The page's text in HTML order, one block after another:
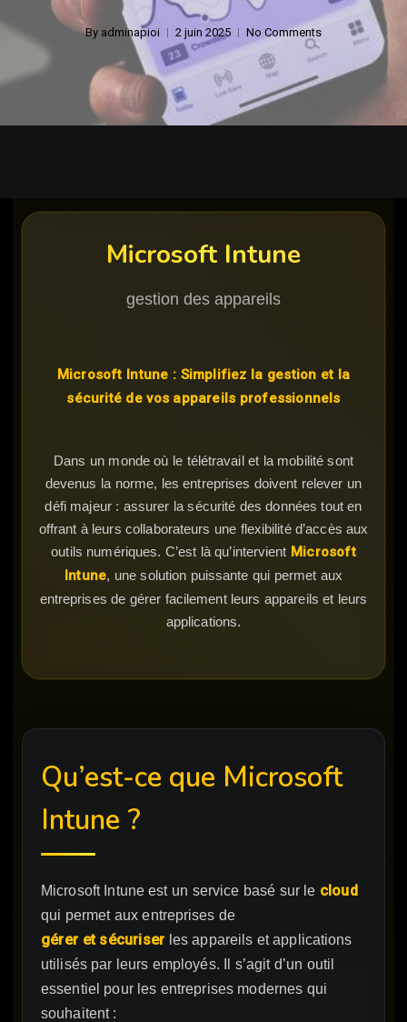
By adminapioi 2 juin 2025 No Comments
Microsoft Intune
gestion des appareils
Microsoft Intune : Simplifiez la gestion et la
sécurité de vos appareils professionnels
Dans un monde où le télétravail et la mobilité sont
devenus la norme, les entreprises doivent relever un
défi majeur : assurer la sécurité des données tout en
offrant à leurs collaborateurs une flexibilité d’accès aux
outils numériques. C’est là qu’intervient Microsoft
Intune, une solution puissante qui permet aux
entreprises de gérer facilement leurs appareils et leurs
applications.
Qu’est-ce que Microsoft
Intune ?
Microsoft Intune est un service basé sur le cloud
qui permet aux entreprises de
gérer et sécuriserles appareils et applications
utilisés par leurs employés. Il s’agit d’un outil
essentiel pour les entreprises modernes qui
souhaitent :